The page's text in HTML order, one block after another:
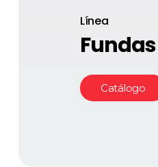
Línea
Catálogo